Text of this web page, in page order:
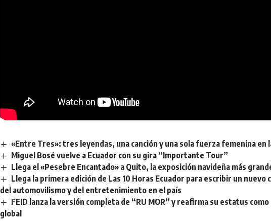
«Entre Tres»: tres leyendas, una canción y una sola fuerza femenina en
Miguel Bosé vuelve a Ecuador con su gira “Importante Tour”
Llega el «Pesebre Encantado» a Quito, la exposición navideña más
Llega la primera edición de Las 10 Horas Ecuador para escribir un
del automovilismo y del entretenimiento en el país
FEID lanza la versión completa de “RU MOR” y reafirma su estatus
global